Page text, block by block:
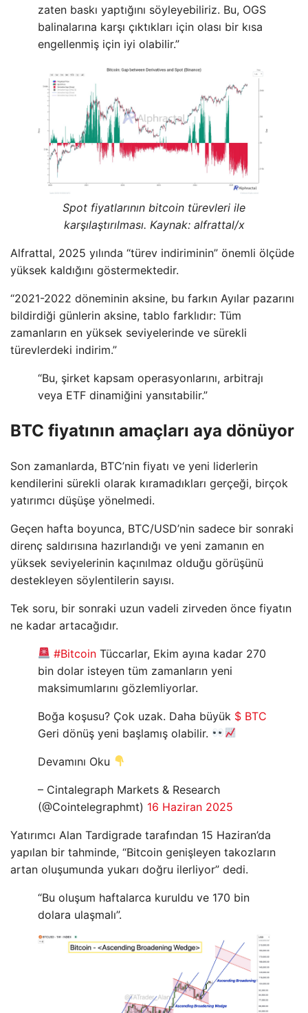
zaten baskı yaptığını söyleyebiliriz. Bu, OGS
balinalarına karşı çıktıkları için olası bir kısa
engellenmiş için iyi olabilir.”
Spot fiyatlarının bitcoin türevleri ile
karşılaştırılması. Kaynak: alfrattal/x
Alfrattal, 2025 yılında “türev indiriminin” önemli ölçüde
yüksek kaldığını göstermektedir.
“2021-2022 döneminin aksine, bu farkın Ayılar pazarını
bildirdiği günlerin aksine, tablo farklıdır: Tüm
zamanların en yüksek seviyelerinde ve sürekli
türevlerdeki indirim.”
“Bu, şirket kapsam operasyonlarını, arbitrajı
veya ETF dinamiğini yansıtabilir.”
BTC fiyatının amaçları aya dönüyor
Son zamanlarda, BTC’nin fiyatı ve yeni liderlerin
kendilerini sürekli olarak kıramadıkları gerçeği, birçok
yatırımcı düşüşe yönelmedi.
Geçen hafta boyunca, BTC/USD’nin sadece bir sonraki
direnç saldırısına hazırlandığı ve yeni zamanın en
yüksek seviyelerinin kaçınılmaz olduğu görüşünü
destekleyen söylentilerin sayısı.
Tek soru, bir sonraki uzun vadeli zirveden önce fiyatın
ne kadar artacağıdır.
#Bitcoin Tüccarlar, Ekim ayına kadar 270
bin dolar isteyen tüm zamanların yeni
maksimumlarını gözlemliyorlar.
Boğa koşusu? Çok uzak. Daha büyük $ BTC
Geri dönüş yeni başlamış olabilir.
Devamını Oku
– Cintalegraph Markets & Research
(@Cointelegraphmt) 16 Haziran 2025
Yatırımcı Alan Tardigrade tarafından 15 Haziran’da
yapılan bir tahminde, “Bitcoin genişleyen takozların
artan oluşumunda yukarı doğru ilerliyor” dedi.
“Bu oluşum haftalarca kuruldu ve 170 bin
dolara ulaşmalı”.